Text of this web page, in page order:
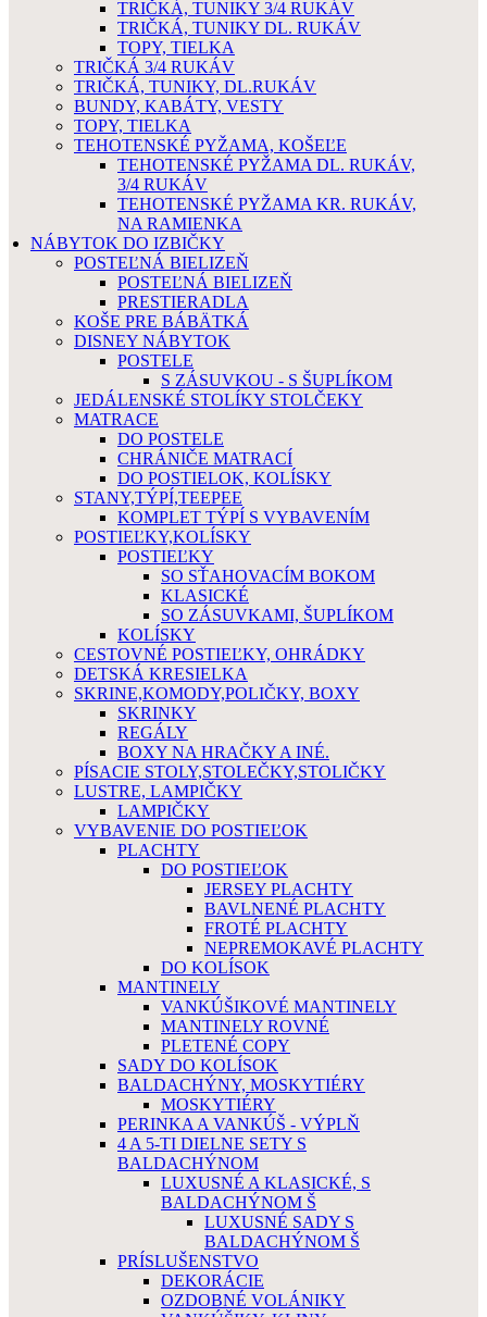
TRIČKÁ, TUNIKY 3/4 RUKÁV
TRIČKÁ, TUNIKY DL. RUKÁV
TOPY, TIELKA
TRIČKÁ 3/4 RUKÁV
TRIČKÁ, TUNIKY, DL.RUKÁV
BUNDY, KABÁTY, VESTY
TOPY, TIELKA
TEHOTENSKÉ PYŽAMA, KOŠEĽE
TEHOTENSKÉ PYŽAMA DL. RUKÁV,
3/4 RUKÁV
TEHOTENSKÉ PYŽAMA KR. RUKÁV,
NA RAMIENKA
NÁBYTOK DO IZBIČKY
POSTEĽNÁ BIELIZEŇ
POSTEĽNÁ BIELIZEŇ
PRESTIERADLA
KOŠE PRE BÁBÄTKÁ
DISNEY NÁBYTOK
POSTELE
S ZÁSUVKOU - S ŠUPLÍKOM
JEDÁLENSKÉ STOLÍKY STOLČEKY
MATRACE
DO POSTELE
CHRÁNIČE MATRACÍ
DO POSTIELOK, KOLÍSKY
STANY,TÝPÍ,TEEPEE
KOMPLET TÝPÍ S VYBAVENÍM
POSTIEĽKY,KOLÍSKY
POSTIEĽKY
SO SŤAHOVACÍM BOKOM
KLASICKÉ
SO ZÁSUVKAMI, ŠUPLÍKOM
KOLÍSKY
CESTOVNÉ POSTIEĽKY, OHRÁDKY
DETSKÁ KRESIELKA
SKRINE,KOMODY,POLIČKY, BOXY
SKRINKY
REGÁLY
BOXY NA HRAČKY A INÉ.
PÍSACIE STOLY,STOLEČKY,STOLIČKY
LUSTRE, LAMPIČKY
LAMPIČKY
VYBAVENIE DO POSTIEĽOK
PLACHTY
DO POSTIEĽOK
JERSEY PLACHTY
BAVLNENÉ PLACHTY
FROTÉ PLACHTY
NEPREMOKAVÉ PLACHTY
DO KOLÍSOK
MANTINELY
VANKÚŠIKOVÉ MANTINELY
MANTINELY ROVNÉ
PLETENÉ COPY
SADY DO KOLÍSOK
BALDACHÝNY, MOSKYTIÉRY
MOSKYTIÉRY
PERINKA A VANKÚŠ - VÝPLŇ
4 A 5-TI DIELNE SETY S
BALDACHÝNOM
LUXUSNÉ A KLASICKÉ, S
BALDACHÝNOM Š
LUXUSNÉ SADY S
BALDACHÝNOM Š
PRÍSLUŠENSTVO
DEKORÁCIE
OZDOBNÉ VOLÁNIKY